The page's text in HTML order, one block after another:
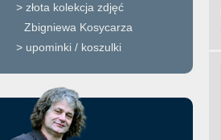
> złota kolekcja zdjęć
Zbigniewa Kosycarza
> upominki / koszulki